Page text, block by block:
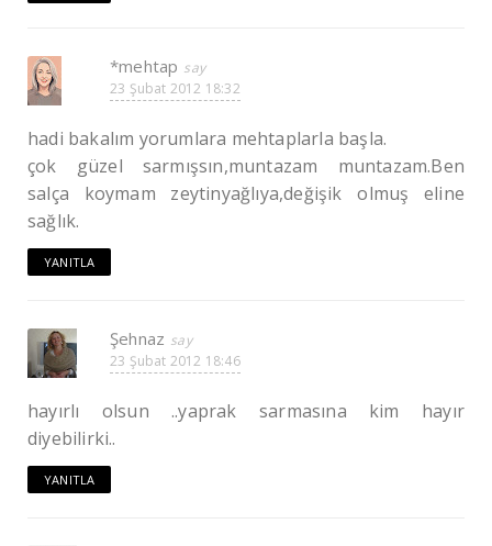
*mehtap
23 Şubat 2012 18:32
hadi bakalım yorumlara mehtaplarla başla.
çok güzel sarmışsın,muntazam muntazam.Ben
salça koymam zeytinyağlıya,değişik olmuş eline
sağlık.
YANITLA
Şehnaz
23 Şubat 2012 18:46
hayırlı olsun ..yaprak sarmasına kim hayır
diyebilirki..
YANITLA